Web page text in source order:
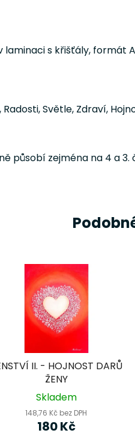
s křišťály, formát
Radosti, Světle, Zdraví,
působí zejména na 4 a 3.
II. - HOJNOST DARŮ
ŽENY
Skladem
148,76 Kč bez DPH
180 Kč